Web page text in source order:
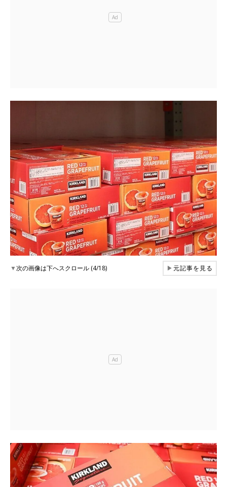
▼次の画像は下へスクロール (4/18) ▶元記事を見る